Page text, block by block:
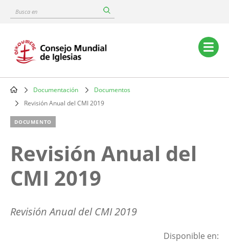
content
Busca
Main
navigation
Breadcrumb
Documentación
Documentos
Revisión Anual del CMI 2019
DOCUMENTO
Revisión Anual del
CMI 2019
Revisión Anual del CMI 2019
Disponible en: